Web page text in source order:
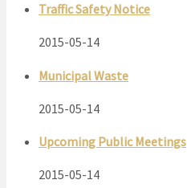
Traffic Safety Notice
2015-05-14
Municipal Waste
2015-05-14
Upcoming Public Meetings
2015-05-14